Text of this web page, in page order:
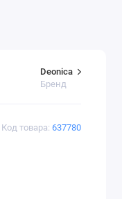
Код товара: 637780
Deonica
Бренд